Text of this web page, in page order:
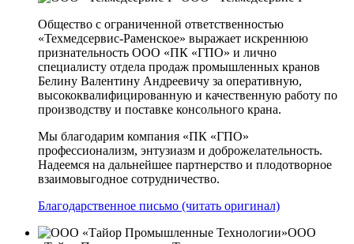
Общество с ограниченной ответственностью
«Техмедсервис-Раменское» выражает искреннюю
признательность ООО «ПК «ГПО» и лично
специалисту отдела продаж промышленных кранов
Белину Валентину Андреевичу за оперативную,
высококвалифицированную и качественную работу по
производству и поставке консольного крана.
Мы благодарим компания «ПК «ГПО»
профессионализм, энтузиазм и доброжелательность.
Надеемся на дальнейшее партнерство и плодотворное
взаимовыгодное сотрудничество.
Благодарственное письмо (читать оригинал)
ООО